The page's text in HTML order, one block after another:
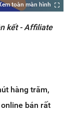
toàn màn hình
kết - Affiliate
hàng trăm,
bán rất